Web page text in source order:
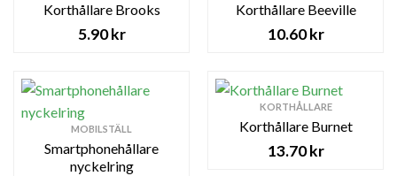
Korthållare Brooks
5.90kr
Korthållare Beeville
10.60kr
MOBILSTÄLL
Smartphonehållare
nyckelring
KORTHÅLLARE
Korthållare Burnet
13.70kr